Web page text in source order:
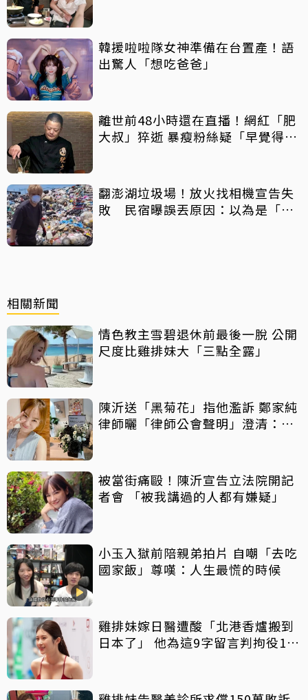
韓援啦啦隊女神準備在台置產！語
出驚人「想吃爸爸」
離世前48小時還在直播！網紅「肥
大叔」猝逝 暴瘦粉絲疑「早覺得不
翻澎湖垃圾場！放火找相機宣告失
敗 民宿曝誤丟原因：以為是「按
相關新聞
情色教主雪碧退休前最後一脫 公開
尺度比雞排妹大「三點全露」
陳沂送「黑菊花」指他濫訴 鄭家純
律師曬「律師公會聲明」澄清：告
被當街痛毆！陳沂宣告立法院開記
者會 「被我講過的人都有嫌疑」
小玉入獄前陪親弟拍片 自嘲「去吃
國家飯」尊嘆：人生最慌的時候
雞排妹嫁日醫遭酸「北港香爐搬到
日本了」 他為這9字留言判拘役10